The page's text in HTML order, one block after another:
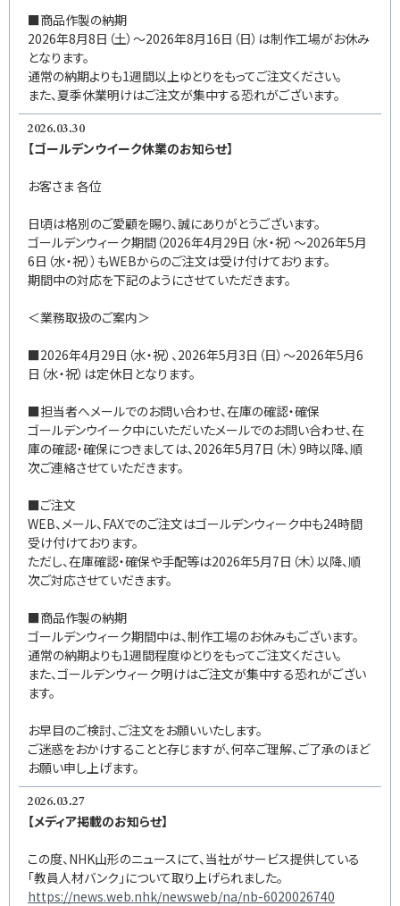
■商品作製の納期
2026年8月8日（土）～2026年8月16日（日）は制作工場がお休み
となります。
通常の納期よりも1週間以上ゆとりをもってご注文ください。
また、夏季休業明けはご注文が集中する恐れがございます。
2026.03.30
【ゴールデンウイーク休業のお知らせ】
お客さま 各位
日頃は格別のご愛顧を賜り、誠にありがとうございます。
ゴールデンウィーク期間（2026年4月29日（水・祝）～2026年5月
6日（水・祝））もWEBからのご注文は受け付けております。
期間中の対応を下記のようにさせていただきます。
＜業務取扱のご案内＞
■2026年4月29日（水・祝）、2026年5月3日（日）～2026年5月6
日（水・祝）は定休日となります。
■担当者へメールでのお問い合わせ、在庫の確認・確保
ゴールデンウイーク中にいただいたメールでのお問い合わせ、在
庫の確認・確保につきましては、2026年5月7日（木）9時以降、順
次ご連絡させていただきます。
■ご注文
WEB、メール、FAXでのご注文はゴールデンウィーク中も24時間
受け付けております。
ただし、在庫確認・確保や手配等は2026年5月7日（木）以降、順
次ご対応させていだきます。
■商品作製の納期
ゴールデンウィーク期間中は、制作工場のお休みもございます。
通常の納期よりも1週間程度ゆとりをもってご注文ください。
また、ゴールデンウィーク明けはご注文が集中する恐れがござい
ます。
お早目のご検討、ご注文をお願いいたします。
ご迷惑をおかけすることと存じますが、何卒ご理解、ご了承のほど
お願い申し上げます。
2026.03.27
【メディア掲載のお知らせ】
この度、NHK山形のニュースにて、当社がサービス提供している
「教員人材バンク」について取り上げられました。
https://news.web.nhk/newsweb/na/nb-6020026740